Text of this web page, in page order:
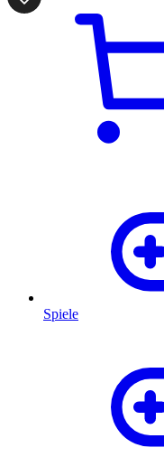
Spiele